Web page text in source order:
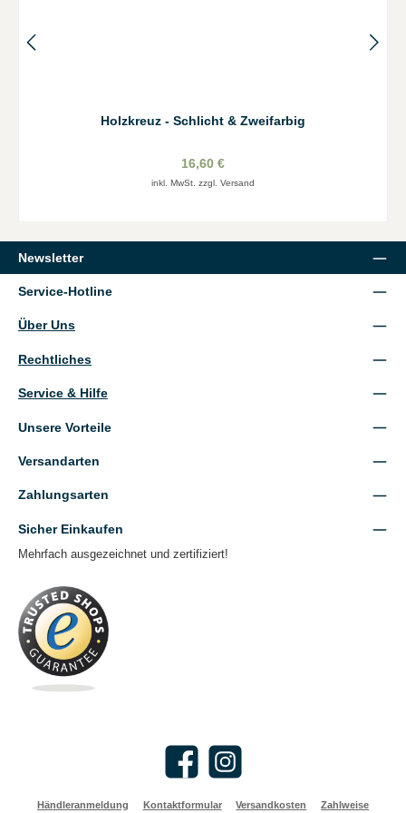
Holzkreuz - Schlicht & Zweifarbig
16,60 €
inkl. MwSt. zzgl. Versand
Newsletter
Service-Hotline
Über Uns
Rechtliches
Service & Hilfe
Unsere Vorteile
Versandarten
Zahlungsarten
Sicher Einkaufen
Mehrfach ausgezeichnet und zertifiziert!
Facebook Instagram
Händleranmeldung Kontaktformular Versandkosten Zahlweise